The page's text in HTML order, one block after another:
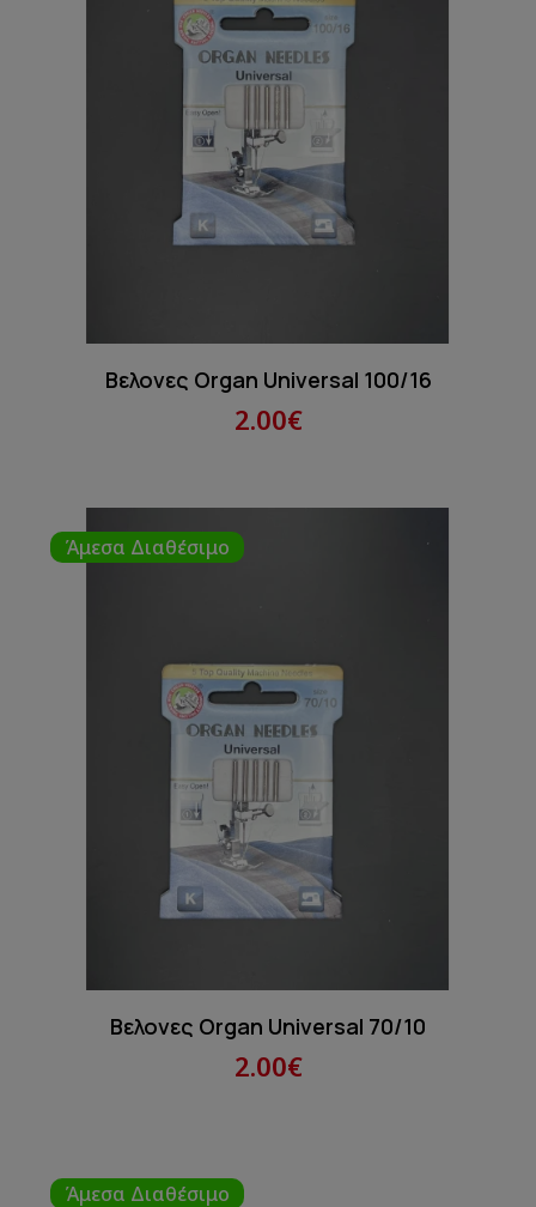
Βελονες Organ Universal 100/16
2.00€
Άμεσα Διαθέσιμο
Βελονες Organ Universal 70/10
2.00€
Άμεσα Διαθέσιμο